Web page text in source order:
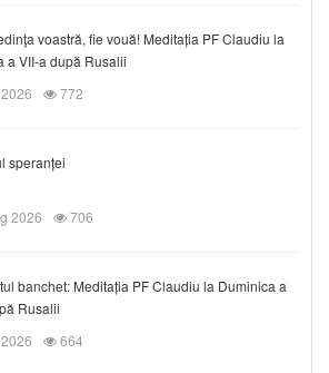
voastră, fie vouă! Meditația PF Claudiu la
a VII-a după Rusalii
772
speranței
2026 706
banchet: Meditația PF Claudiu la Duminica a
Rusalii
664